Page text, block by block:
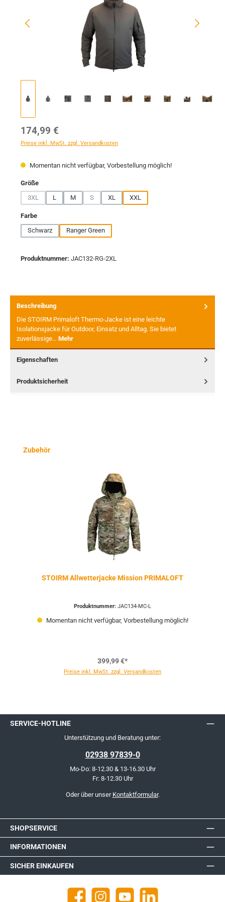
Regulärer Preis:
174,99 €
Preise inkl. MwSt. zzgl. Versandkosten
Momentan nicht verfügbar, Vorbestellung möglich!
Größeauswählen
3XL
(Diese Option ist zurzeit nicht verfügbar.)
L M S
(Diese Option ist zurzeit nicht verfügbar.)
XL XXL
Farbeauswählen
Schwarz
Ranger Green
Produktnummer: JAC132-RG-2XL
Beschreibung
Die STOIRM Primaloft Thermo-Jacke ist eine leichte
Isolationsjacke für Outdoor, Einsatz und Alltag. Sie bietet
zuverlässige… Mehr
Eigenschaften
Produktsicherheit
Produktgalerie überspringen
Zubehör
STOIRM Allwetterjacke Mission PRIMALOFT
Produktnummer: JAC134-MC-L
Momentan nicht verfügbar, Vorbestellung möglich!
399,99 €*
Preise inkl. MwSt. zzgl. Versandkosten
SERVICE-HOTLINE
Unterstützung und Beratung unter:
02938 97839-0
Mo-Do: 8-12.30 & 13-16.30 Uhr
Fr: 8-12.30 Uhr
Oder über unser Kontaktformular.
SHOPSERVICE
INFORMATIONEN
SICHER EINKAUFEN
Facebook Instagram YouTube https://de.linkedin.com/company/